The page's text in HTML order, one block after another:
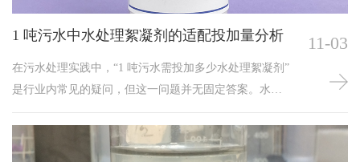
1 吨污水中水处理絮凝剂的适配投加量分析
在污水处理实践中，“1 吨污水需投加多少水处理絮凝剂”
是行业内常见的疑问，但这一问题并无固定答案。水处
理絮凝剂的投加量需根据污水自身特性、絮凝剂类型、
处理目标及工艺条件等多重因素动态调整，若盲目套用
固定标准，可能导致药剂浪费、处理效果不佳。深入理
11-03